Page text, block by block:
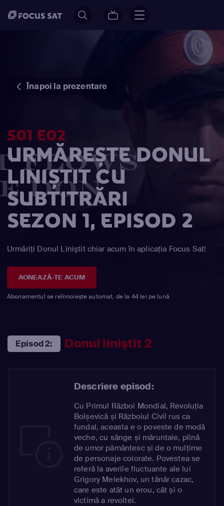
Înapoi la prezentare
S01 E02
URMĂREȘTE DONUL
LINIŞTIT CU
SUBTITRĂRI
SEZON 1, EPISOD 2
Urmăriți Donul Liniştit chiar acum în aplicația Focus Sat!
AONEAZĂ-TE ACUM
Abonamentul se reînnoiește automat, de la 44 lei pe lună
Episod 2: Donul liniştit 2
Descriere episod:
Cu Primul Război Mondial, Revoluția
Bolșevică și Războiul Civil rus ca
fundal, aceasta e o poveste de modă
veche, cu sânge și măruntaie, plină
de umor pământesc și de o mulțime
de personaje colorate. Povestea se
referă la averile fluctuante ale lui
Grigory Melekhov, un tânăr cazac,
care este atât un erou, cât și o
victimă a revoltei.